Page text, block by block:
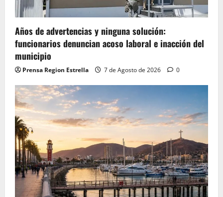
Años de advertencias y ninguna solución:
funcionarios denuncian acoso laboral e inacción del
municipio
Prensa Region Estrella 7 de Agosto de 2026 0